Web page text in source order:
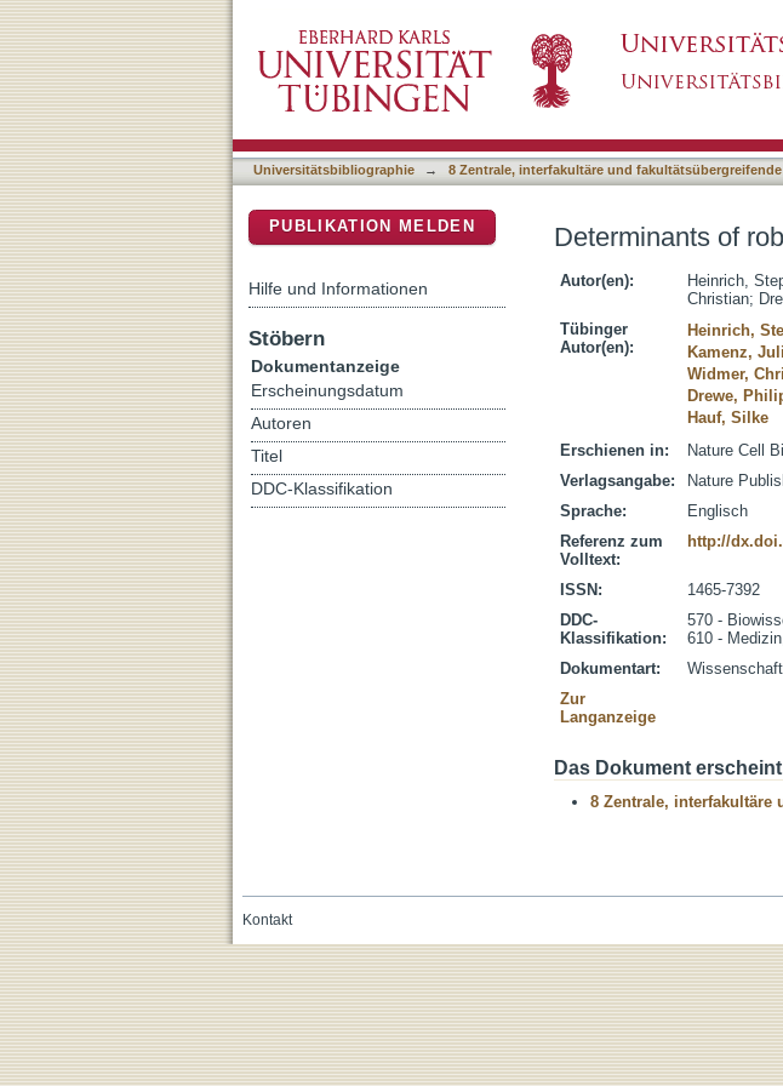
Universitätsbibliographie → 8 Zentrale, interfakultäre und
Determinants of
Autor(en): Heinrich,
Christian;
Tübinger
Autor(en):
Heinrich,
Kamenz,
Widmer,
Drewe,
Hauf, Silke
Erschienen in:
Nature Cell
Verlagsangabe:
Nature
Sprache:
Englisch
Referenz zum
Volltext:
http://
ISSN:
1465-7392
DDC-
Klassifikation:
570 -
610 -
Dokumentart:
Zur
Langanzeige
Das Dokument
8 Zentrale, interfakultäre
PUBLIKATION MELDEN
Hilfe und Informationen
Stöbern
Dokumentanzeige
Erscheinungsdatum
Autoren
Titel
DDC-Klassifikation
Kontakt